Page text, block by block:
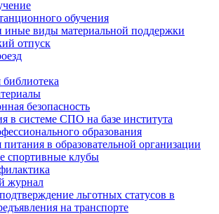
обучения
иные виды материальной поддержки
отпуск
безопасность
в системе СПО на базе института
образования
в образовательной организации
спортивные клубы
журнал
льготных статусов в
на транспорте